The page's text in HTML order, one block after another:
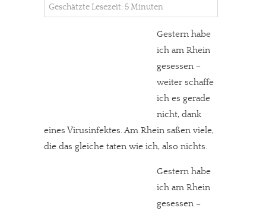
Geschätzte Lesezeit: 5 Minuten
Gestern habe
ich am Rhein
gesessen –
weiter schaffe
ich es gerade
nicht, dank
eines Virusinfektes. Am Rhein saßen viele,
die das gleiche taten wie ich, also nichts.
Gestern habe
ich am Rhein
gesessen –